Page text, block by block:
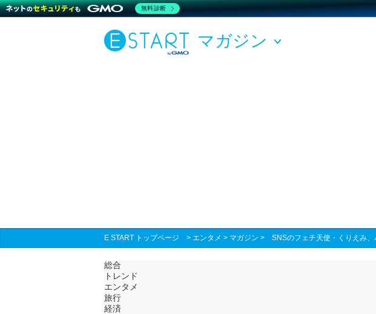
マガジン
E START トップページ > エンタメ > マガジン > SNSのフェチ天使・くりえみ
総合
トレンド
エンタメ
旅行
経済
無料診断